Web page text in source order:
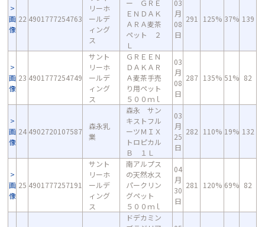
画
像
22 4901777254763
リーホ
ールデ
ィング
ス
ー ＧＲＥ
ＥＮＤＡＫ
ＡＲＡ麦茶
ペット ２
Ｌ
03
月
08
日
291 125% 37% 139
画
像
23 4901777254749
サント
リーホ
ールデ
ィング
ス
ＧＲＥＥＮ
ＤＡＫＡＲ
Ａ麦茶手売
り用ペット
５００ｍｌ
03
月
08
日
287 135% 51% 82
画
像
24 4902720107587
森永乳
業
森永 サン
キストフル
ーツＭＩＸ
トロピカル
Ｂ １Ｌ
03
月
25
日
282 110% 19% 132
画
像
25 4901777257191
サント
リーホ
ールデ
ィング
ス
南アルプス
の天然水ス
パークリン
グペット
５００ｍｌ
04
月
30
日
281 120% 69% 82
ドデカミン